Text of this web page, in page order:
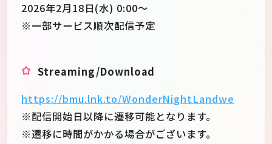
2026年2月18日(水) 0:00〜
※一部サービス順次配信予定
Streaming/Download
https://bmu.lnk.to/WonderNightLandwe
※配信開始日以降に遷移可能となります。
※遷移に時間がかかる場合がございます。